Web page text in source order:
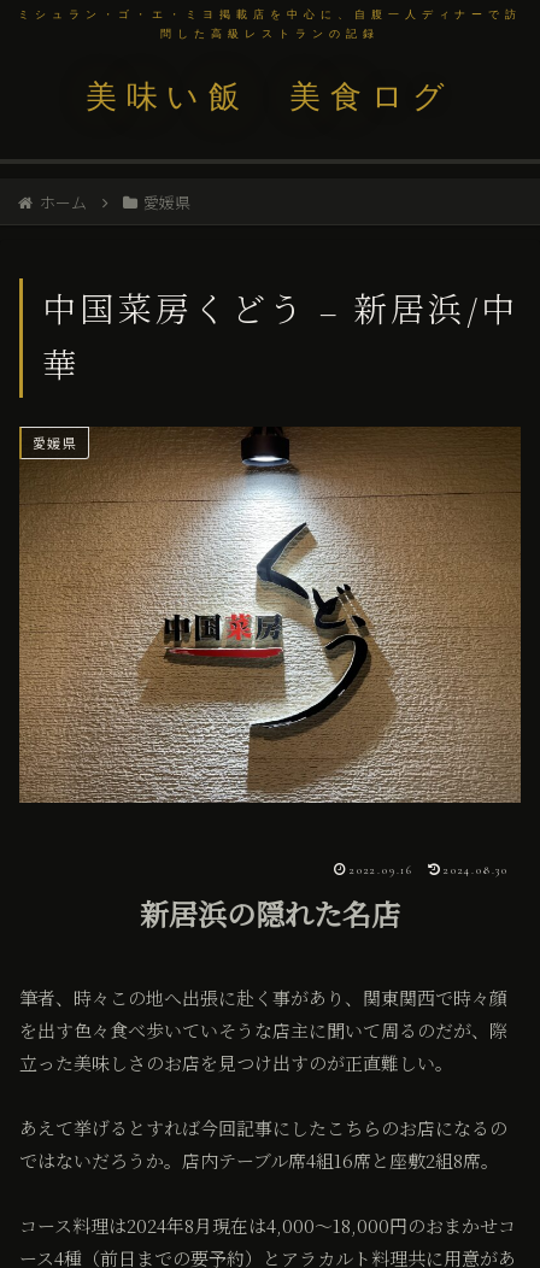
ミシュラン・ゴ・エ・ミヨ掲載店を中心に、自腹一人ディナーで訪
問した高級レストランの記録
美味い飯 美食ログ
ホーム 愛媛県
中国菜房くどう – 新居浜/中
華
愛媛県
2022.09.16 2024.08.30
新居浜の隠れた名店
筆者、時々この地へ出張に赴く事があり、関東関西で時々顔
を出す色々食べ歩いていそうな店主に聞いて周るのだが、際
立った美味しさのお店を見つけ出すのが正直難しい。
あえて挙げるとすれば今回記事にしたこちらのお店になるの
ではないだろうか。店内テーブル席4組16席と座敷2組8席。
コース料理は2024年8月現在は4,000〜18,000円のおまかせコ
ース4種（前日までの要予約）とアラカルト料理共に用意があ